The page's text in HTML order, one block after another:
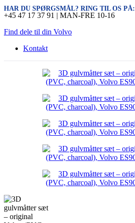
HAR DU SPØRGSMÅL? RING TIL OS PÅ:
+45 47 17 37 91 | MAN-FRE 10-16
Find dele til din Volvo
Kontakt